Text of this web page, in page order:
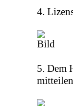
4.
5. Dem
mitteilen